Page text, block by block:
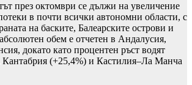
през октомври се дължи на увеличение
в почти всички автономни области, с
на баските, Балеарските острови и
обем е отчетен в Андалусия,
докато като процентен ръст водят
(+25,4%) и Кастилия–Ла Манча